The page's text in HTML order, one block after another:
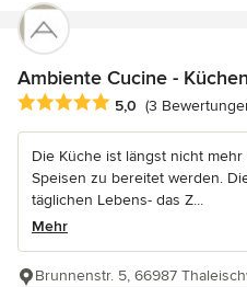
Ambiente Cucine -
Durchschnittliche Bewertung:
5,0 (3
Die Küche ist längst nicht
Speisen zu bereitet werden.
täglichen Lebens- das Z...
Mehr
Brunnenstr. 5, 66987